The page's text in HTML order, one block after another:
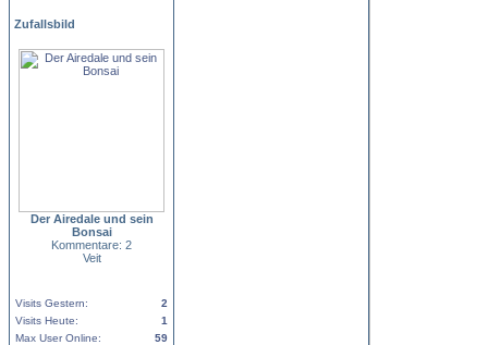
Zufallsbild
Der Airedale und sein
Bonsai
Kommentare: 2
Veit
Visits Gestern:
2
Visits Heute:
1
Max User Online:
59